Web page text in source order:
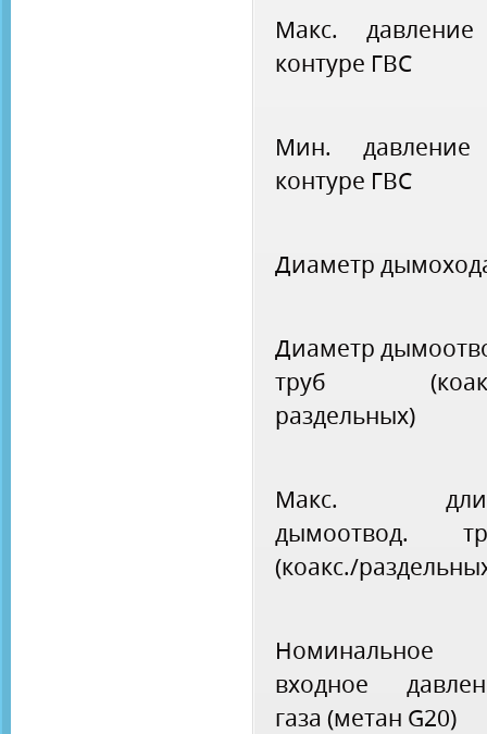
Макс.
контуре ГВС
Мин.
контуре ГВС
Диаметр
Диаметр
труб
раздельных)
Макс.
дымоотвод.
(коакс./
Номинальное
входное
газа (метан G20)